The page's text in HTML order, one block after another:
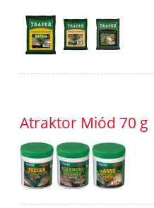
Atraktor Miód 70 g